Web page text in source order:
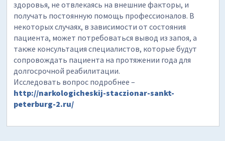
здоровья, не отвлекаясь на внешние факторы, и
получать постоянную помощь профессионалов. В
некоторых случаях, в зависимости от состояния
пациента, может потребоваться вывод из запоя, а
также консультация специалистов, которые будут
сопровождать пациента на протяжении года для
долгосрочной реабилитации.
Исследовать вопрос подробнее –
http://narkologicheskij-staczionar-sankt-
peterburg-2.ru/